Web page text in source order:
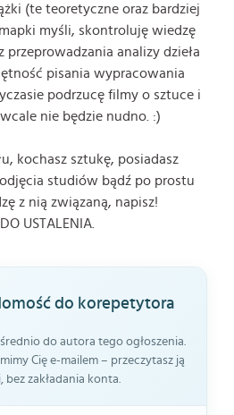
(te teoretyczne oraz bardziej
myśli, skontroluję wiedzę
analizy dzieła
pisania wypracowania
podrzucę filmy o sztuce i
nie będzie nudno. :)
kochasz sztukę, posiadasz
studiów bądź po prostu
z nią związaną, napisz!
USTALENIA.
do korepetytora
do autora tego ogłoszenia.
Cię e-mailem – przeczytasz ją
zakładania konta.